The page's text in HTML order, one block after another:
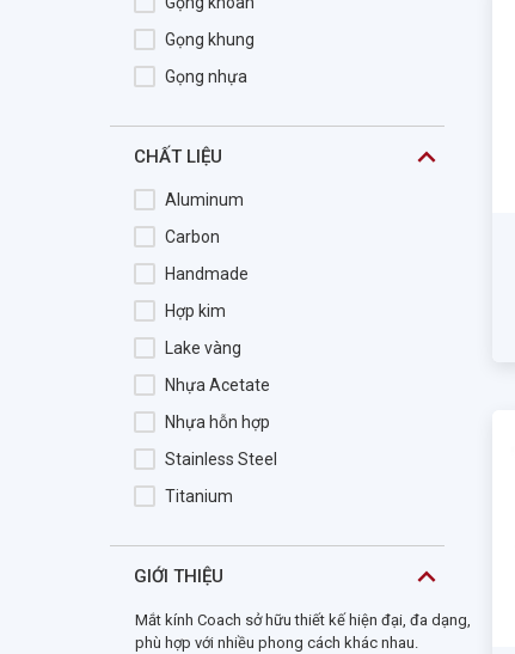
DODO
Dolce & Gabbana
DXO
Esplendor
Exfash
Gọng khung
Gọng nhựa
CHẤT LIỆU
Aluminum
Carbon
Handmade
Hợp kim
Lake vàng
Nhựa Acetate
Nhựa hỗn hợp
Stainless Steel
Titanium
GIỚI THIỆU
Mắt kính Coach sở hữu thiết kế hiện đại, đa dạng,
phù hợp với nhiều phong cách khác nhau.